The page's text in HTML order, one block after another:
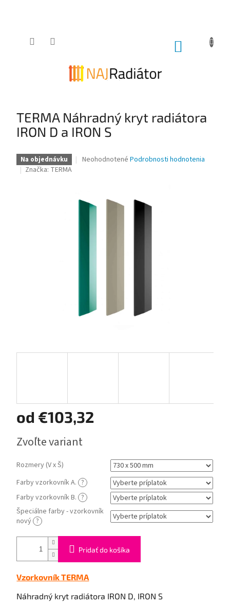
NÁKUPNÝ
TERMA Náhradný kryt radiátora
IRON D a IRON S
Na objednávku
Priemerné
0,0
Neohodnotené Podrobnosti hodnotenia
Značka: TERMA
od €103,32
cena:
Zvoľte variant
Rozmery (V x Š)
Farby vzorkovník A. ?
Farby vzorkovník B. ?
Špeciálne farby - vzorkovník
nový ?
Pridať do košíka
Vzorkovník TERMA
Náhradný kryt radiátora IRON D, IRON S